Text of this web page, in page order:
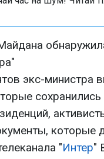
экс-министра
которые
"Интер"